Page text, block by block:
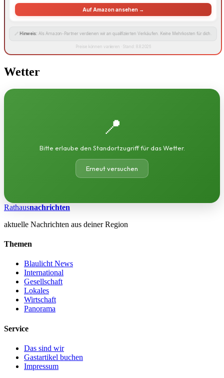
Auf Amazon ansehen →
🔗 Hinweis: Als Amazon-Partner verdienen wir an qualifizierten Verkäufen. Keine Mehrkosten für dich.
Preise können variieren · Stand: 8.8.2026
Wetter
📍
Bitte erlaube den Standortzugriff für das Wetter.
Erneut versuchen
Rathausnachrichten
aktuelle Nachrichten aus deiner Region
Themen
Blaulicht News
International
Gesellschaft
Lokales
Wirtschaft
Panorama
Service
Das sind wir
Gastartikel buchen
Impressum